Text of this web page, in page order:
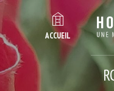
ACCUEIL